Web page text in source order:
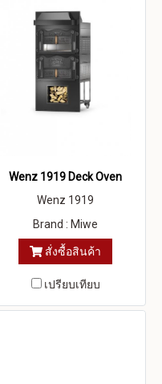
Wenz 1919 Deck Oven
Wenz 1919
Brand : Miwe
สั่งซื้อสินค้า
เปรียบเทียบ